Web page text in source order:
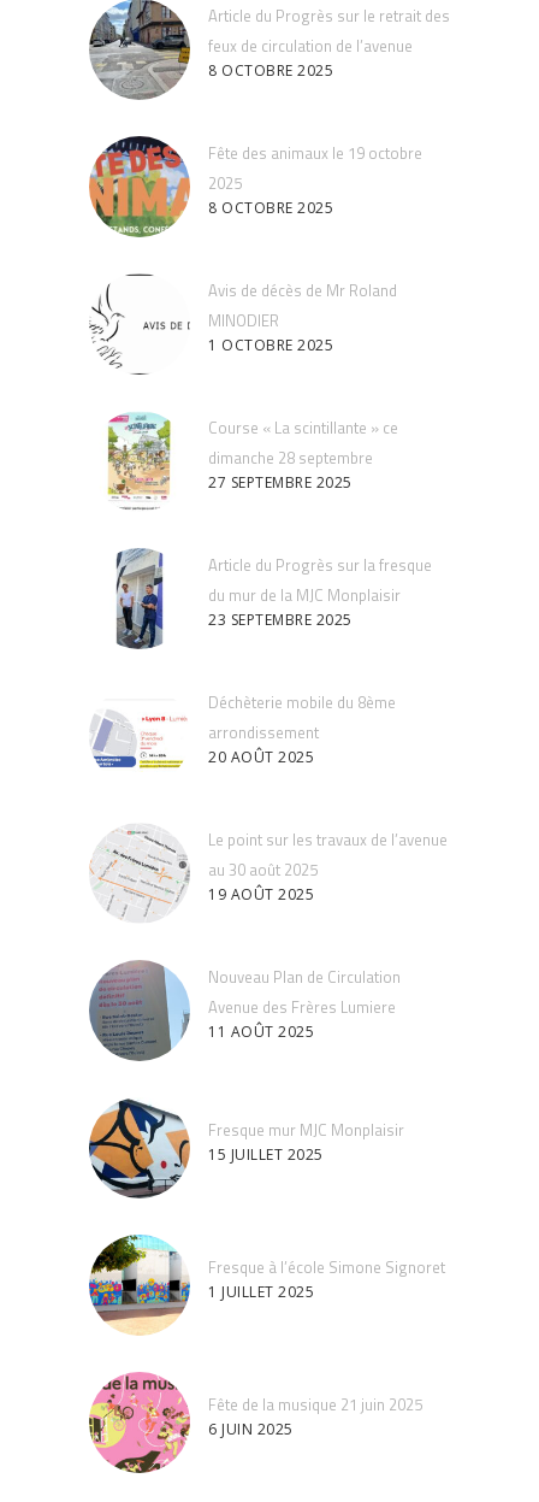
Article du Progrès sur le retrait des
feux de circulation de l’avenue
8 OCTOBRE 2025
Fête des animaux le 19 octobre
2025
8 OCTOBRE 2025
Avis de décès de Mr Roland
MINODIER
1 OCTOBRE 2025
Course « La scintillante » ce
dimanche 28 septembre
27 SEPTEMBRE 2025
Article du Progrès sur la fresque
du mur de la MJC Monplaisir
23 SEPTEMBRE 2025
Déchèterie mobile du 8ème
arrondissement
20 AOÛT 2025
Le point sur les travaux de l’avenue
au 30 août 2025
19 AOÛT 2025
Nouveau Plan de Circulation
Avenue des Frères Lumiere
11 AOÛT 2025
Fresque mur MJC Monplaisir
15 JUILLET 2025
Fresque à l’école Simone Signoret
1 JUILLET 2025
Fête de la musique 21 juin 2025
6 JUIN 2025